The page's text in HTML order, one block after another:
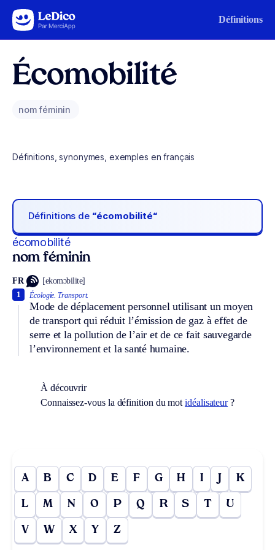
Aller au contenu Définitions
Écomobilité
nom féminin
Définitions, synonymes, exemples en français
Définitions de “écomobilité“
écomobilité
nom féminin
FR [ekomɔbilite]
Écologie. Transport.
Mode de déplacement personnel utilisant un moyen
de transport qui réduit l’émission de gaz à effet de
serre et la pollution de l’air et de ce fait sauvegarde
l’environnement et la santé humaine.
1
À découvrir
Connaissez-vous la définition du motidéalisateur?
A B C D E F G H I J K
L M N O P Q R S T U
V W X Y Z